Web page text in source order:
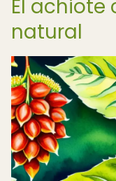
El
natural